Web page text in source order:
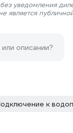
уведомления
является
описании?
к